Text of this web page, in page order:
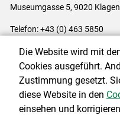
Museumgasse 5, 9020
Telefon: +43 (0) 463 5850
Impressum|Kontakt|
Cookie-Einstellungen
Die Website wird mit
Cookies ausgeführt.
Zustimmung gesetzt.
diese Website in den
einsehen und